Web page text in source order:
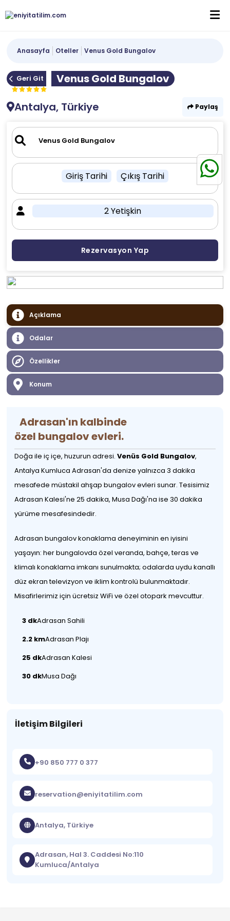
Anasayfa Oteller Venus Gold Bungalov
Geri Git
Venus Gold Bungalov
Antalya, Türkiye
Paylaş
Giriş Tarihi Çıkış Tarihi
2 Yetişkin
Rezervasyon Yap
Açıklama
Odalar
Özellikler
Konum
Adrasan'ın kalbinde
özel bungalov evleri.
Doğa ile iç içe, huzurun adresi.Venüs Gold Bungalov,
Antalya Kumluca Adrasan'da denize yalnızca 3 dakika
mesafede müstakil ahşap bungalov evleri sunar. Tesisimiz
Adrasan Kalesi'ne 25 dakika, Musa Dağı'na ise 30 dakika
yürüme mesafesindedir.
Adrasan bungalov konaklama deneyiminin en iyisini
yaşayın: her bungalovda özel veranda, bahçe, teras ve
klimalı konaklama imkanı sunulmakta; odalarda uydu kanallı
düz ekran televizyon ve iklim kontrolü bulunmaktadır.
Misafirlerimiz için ücretsiz WiFi ve özel otopark mevcuttur.
3 dkAdrasan Sahili
2.2 kmAdrasan Plajı
25 dkAdrasan Kalesi
30 dkMusa Dağı
İletişim Bilgileri
+90 850 777 0 377
reservation@eniyitatilim.com
Antalya, Türkiye
Adrasan, Hal 3. Caddesi No:110
Kumluca/Antalya